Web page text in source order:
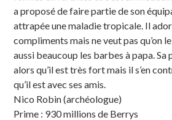
a proposé de faire partie de son
attrapée une maladie tropicale. Il
compliments mais ne veut pas qu’on
aussi beaucoup les barbes à papa.
alors qu’il est très fort mais il s’en
qu’il est avec ses amis.
Nico Robin (archéologue)
Prime : 930 millions de Berrys